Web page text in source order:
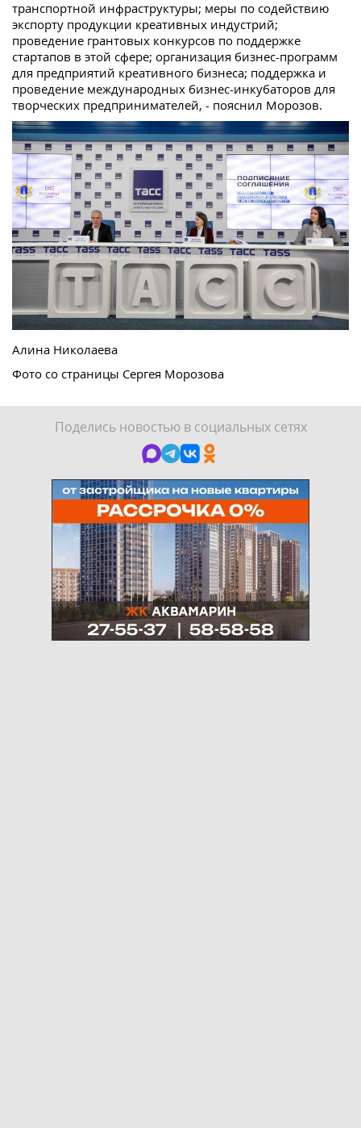
транспортной инфраструктуры; меры по содействию
экспорту продукции креативных индустрий;
проведение грантовых конкурсов по поддержке
стартапов в этой сфере; организация бизнес-программ
для предприятий креативного бизнеса; поддержка и
проведение международных бизнес-инкубаторов для
творческих предпринимателей, - пояснил Морозов.
Алина Николаева
Фото со страницы Сергея Морозова
Поделись новостью в социальных сетях